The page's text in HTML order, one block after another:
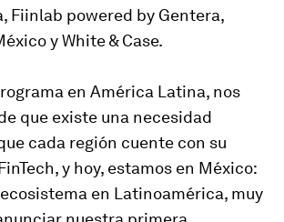
Fiinlab powered by Gentera,
y White & Case.
en América Latina, nos
que existe una necesidad
cada región cuente con su
y hoy, estamos en México:
en Latinoamérica, muy